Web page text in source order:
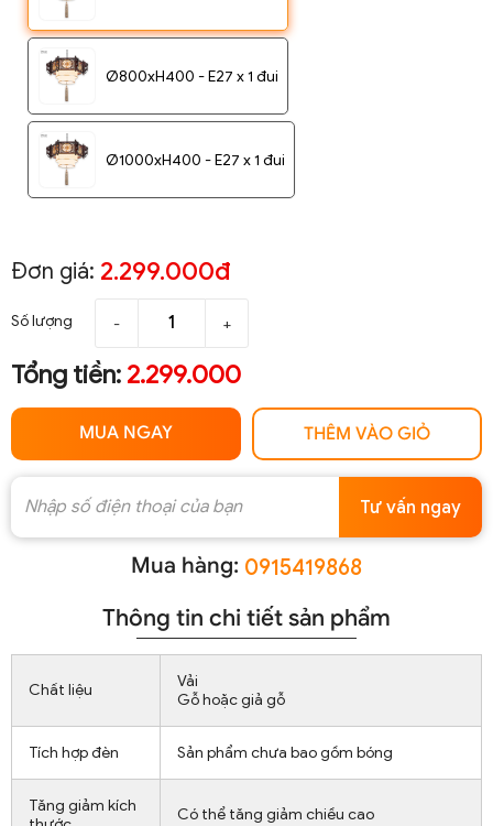
Ø800xH400 - E27 x 1 đui
Ø1000xH400 - E27 x 1 đui
Đơn giá: 2.299.000đ
Số lượng - +
Tổng tiền: 2.299.000
MUA NGAY THÊM VÀO GIỎ
Tư vấn ngay
Mua hàng: 0915419868
Thông tin chi tiết sản phẩm
Chất liệu
Vải
Gỗ hoặc giả gỗ
Tích hợp đèn Sản phẩm chưa bao gồm bóng
Tăng giảm kích
Có thể tăng giảm chiều cao